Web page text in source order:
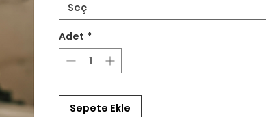
Seç
Adet *
Sepete Ekle